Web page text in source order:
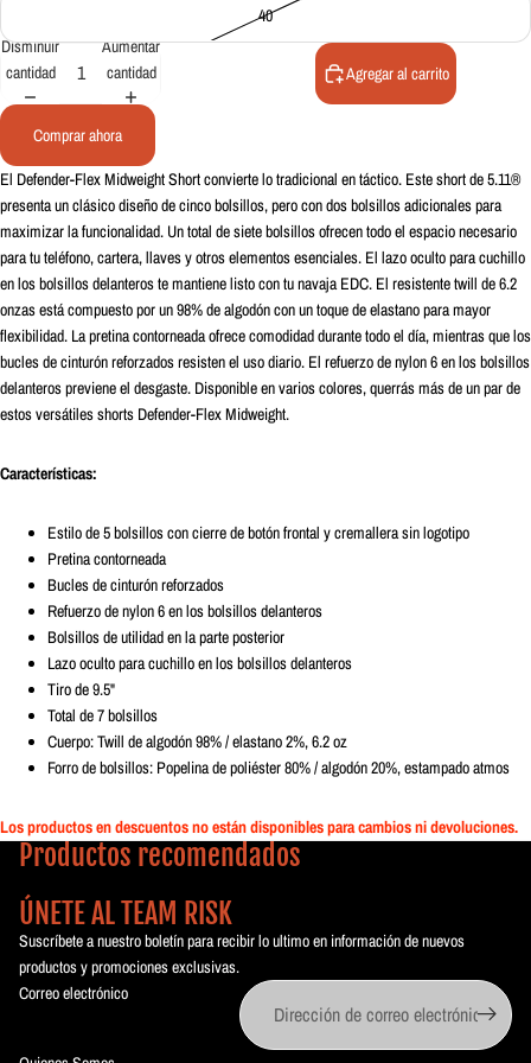
40
Disminuir
cantidad
Aumentar
cantidad
Agregar al carrito
Comprar ahora
El Defender-Flex Midweight Short convierte lo tradicional en táctico. Este short de 5.11®
presenta un clásico diseño de cinco bolsillos, pero con dos bolsillos adicionales para
maximizar la funcionalidad. Un total de siete bolsillos ofrecen todo el espacio necesario
para tu teléfono, cartera, llaves y otros elementos esenciales. El lazo oculto para cuchillo
en los bolsillos delanteros te mantiene listo con tu navaja EDC. El resistente twill de 6.2
onzas está compuesto por un 98% de algodón con un toque de elastano para mayor
flexibilidad. La pretina contorneada ofrece comodidad durante todo el día, mientras que los
bucles de cinturón reforzados resisten el uso diario. El refuerzo de nylon 6 en los bolsillos
delanteros previene el desgaste. Disponible en varios colores, querrás más de un par de
estos versátiles shorts Defender-Flex Midweight.
Características:
Estilo de 5 bolsillos con cierre de botón frontal y cremallera sin logotipo
Pretina contorneada
Bucles de cinturón reforzados
Refuerzo de nylon 6 en los bolsillos delanteros
Bolsillos de utilidad en la parte posterior
Lazo oculto para cuchillo en los bolsillos delanteros
Tiro de 9.5"
Total de 7 bolsillos
Cuerpo: Twill de algodón 98% / elastano 2%, 6.2 oz
Forro de bolsillos: Popelina de poliéster 80% / algodón 20%, estampado atmos
Los productos en descuentos no están disponibles para cambios ni devoluciones.
Productos recomendados
ÚNETE AL TEAM RISK
Suscríbete a nuestro boletín para recibir lo ultimo en información de nuevos
productos y promociones exclusivas.
Correo electrónico